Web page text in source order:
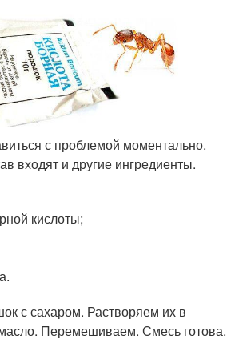
с проблемой моментально.
входят и другие ингредиенты.
кислоты;
с сахаром. Растворяем их в
Перемешиваем. Смесь готова.